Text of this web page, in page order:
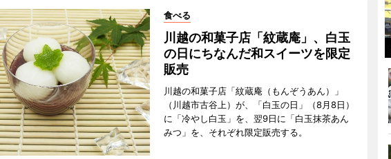
食べる
川越の和菓子店「紋蔵庵」、白玉
の日にちなんだ和スイーツを限定
販売
川越の和菓子店「紋蔵庵（もんぞうあん）」
（川越市古谷上）が、「白玉の日」（8月8日）
に「冷やし白玉」を、翌9日に「白玉抹茶あん
みつ」を、それぞれ限定販売する。